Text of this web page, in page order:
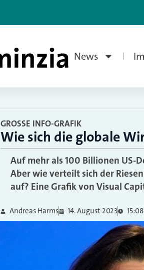
News
GROSSE INFO-GRAFIK
Wie sich die globale
Auf mehr als 100 Billionen US-
Aber wie verteilt sich der
auf? Eine Grafik von Visual
Andreas Harms 14. August 2023